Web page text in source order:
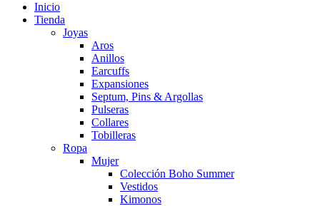
Inicio
Tienda
Joyas
Aros
Anillos
Earcuffs
Expansiones
Septum, Pins & Argollas
Pulseras
Collares
Tobilleras
Ropa
Mujer
Colección Boho Summer
Vestidos
Kimonos